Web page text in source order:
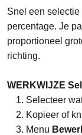
Snel een
percentage. Je
proportioneel
richting.
WERKWIJZE
Selecteer
Kopieer of
Menu